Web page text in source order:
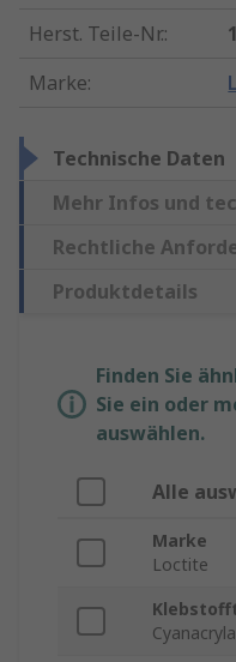
Herst. Teile-Nr.:
Marke:
Technische Daten
Mehr Infos und
Rechtliche
Produktdetails
Finden Sie
Sie ein oder
auswählen.
Alle
Marke
Loctite